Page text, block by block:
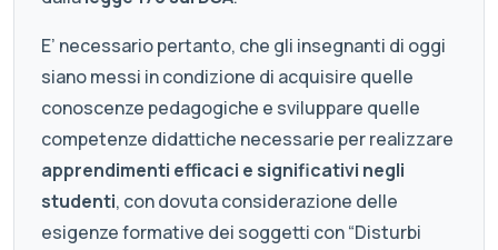
E’ necessario pertanto, che gli insegnanti di oggi
siano messi in condizione di acquisire quelle
conoscenze pedagogiche e sviluppare quelle
competenze didattiche necessarie per realizzare
apprendimenti efficaci e significativi negli
studenti, con dovuta considerazione delle
esigenze formative dei soggetti con “Disturbi